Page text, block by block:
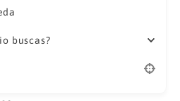
buscas?